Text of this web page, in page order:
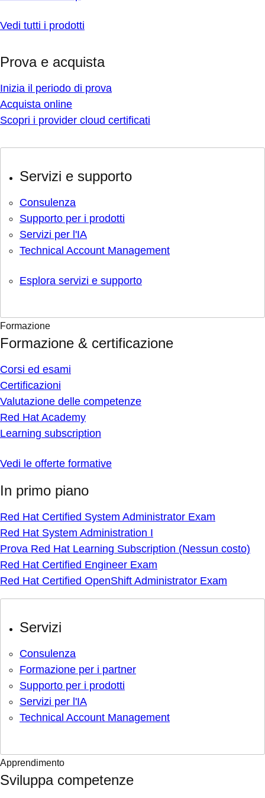
Vedi tutti i prodotti
Prova e acquista
Inizia il periodo di prova
Acquista online
Scopri i provider cloud certificati
Servizi e supporto
Consulenza
Supporto per i prodotti
Servizi per l'IA
Technical Account Management
Esplora servizi e supporto
Formazione
Formazione & certificazione
Corsi ed esami
Certificazioni
Valutazione delle competenze
Red Hat Academy
Learning subscription
Vedi le offerte formative
In primo piano
Red Hat Certified System Administrator Exam
Red Hat System Administration I
Prova Red Hat Learning Subscription (Nessun costo)
Red Hat Certified Engineer Exam
Red Hat Certified OpenShift Administrator Exam
Servizi
Consulenza
Formazione per i partner
Supporto per i prodotti
Servizi per l'IA
Technical Account Management
Apprendimento
Sviluppa competenze